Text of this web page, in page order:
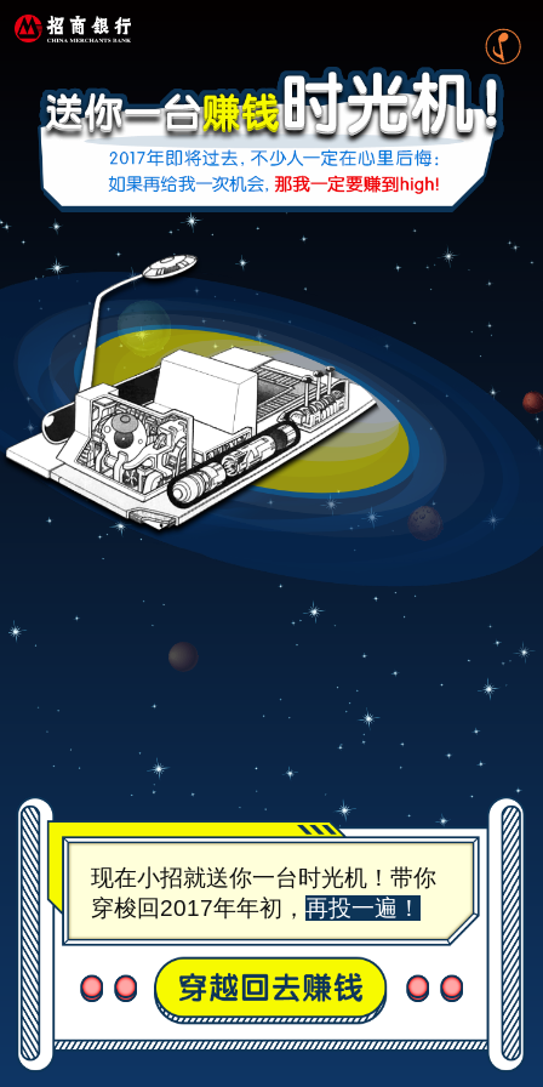
现在小招就送你一台时光机！带你
穿梭回2017年年初， 再投一遍！
本次航班编码CMB95555
乖乖，哥简直是天才，
第一个问题就被我猜中！
一个月内国际黄金期货价格上涨2.84%